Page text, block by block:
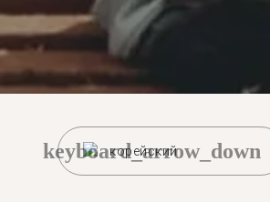
корейский
keyboard_arrow_down